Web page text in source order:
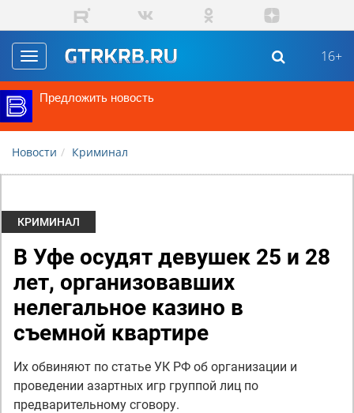
Перейти к основному содержанию
Toggle
navigation
16+
Предложить новость
Новости Криминал
КРИМИНАЛ
В Уфе осудят девушек 25 и 28
лет, организовавших
нелегальное казино в
съемной квартире
Их обвиняют по статье УК РФ об организации и
проведении азартных игр группой лиц по
предварительному сговору.